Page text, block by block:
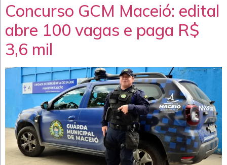
Concurso GCM Maceió: edital
abre 100 vagas e paga R$
3,6 mil